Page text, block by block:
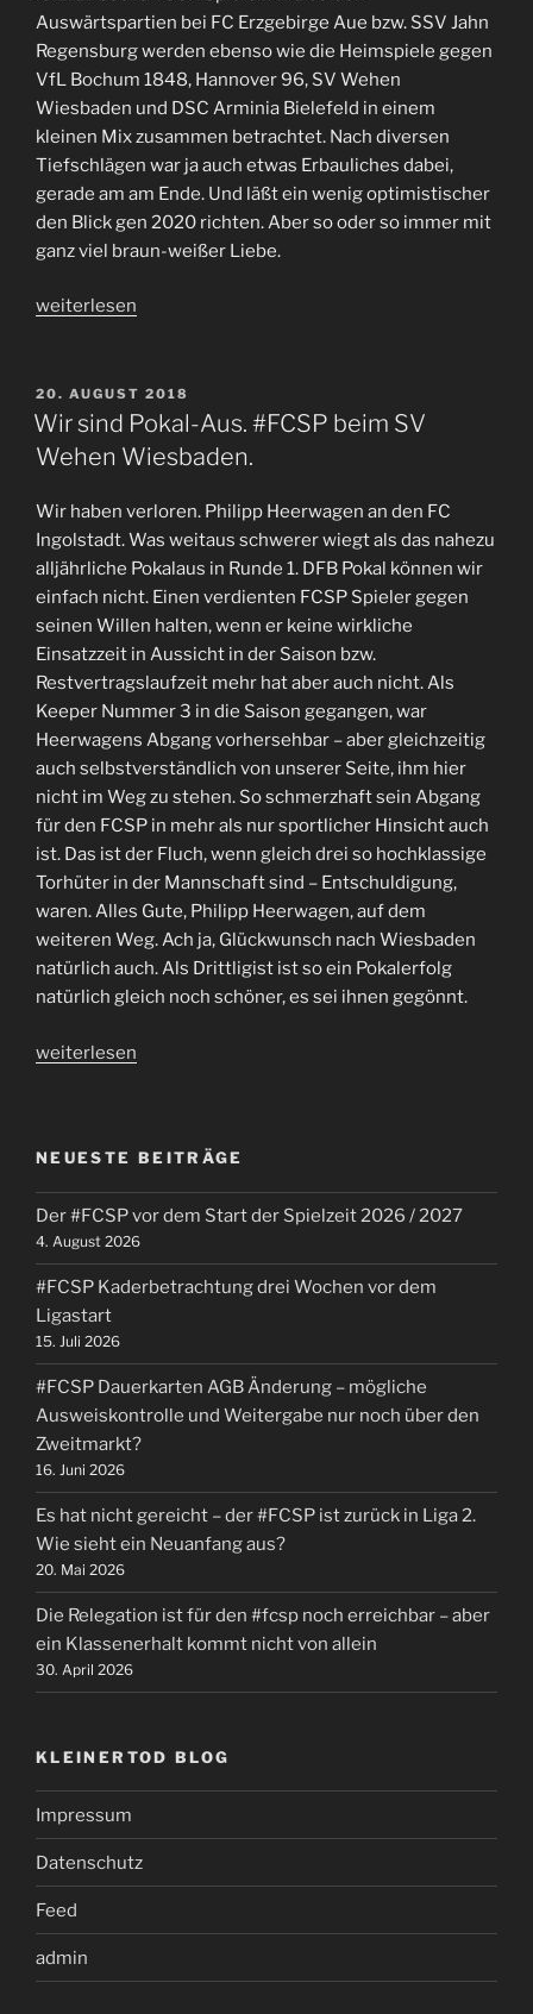
Hartel“
Auswärtspartien bei FC Erzgebirge Aue bzw. SSV Jahn
Regensburg werden ebenso wie die Heimspiele gegen
VfL Bochum 1848, Hannover 96, SV Wehen
Wiesbaden und DSC Arminia Bielefeld in einem
kleinen Mix zusammen betrachtet. Nach diversen
Tiefschlägen war ja auch etwas Erbauliches dabei,
gerade am am Ende. Und läßt ein wenig optimistischer
den Blick gen 2020 richten. Aber so oder so immer mit
ganz viel braun-weißer Liebe.
„Jahresendmedley
weiterlesen
VERÖFFENTLICHT
AM
20. AUGUST 2018
Wir sind Pokal-Aus. #FCSP beim SV
Wehen Wiesbaden.
Wir haben verloren. Philipp Heerwagen an den FC
Ingolstadt. Was weitaus schwerer wiegt als das nahezu
alljährliche Pokalaus in Runde 1. DFB Pokal können wir
einfach nicht. Einen verdienten FCSP Spieler gegen
seinen Willen halten, wenn er keine wirkliche
Einsatzzeit in Aussicht in der Saison bzw.
Restvertragslaufzeit mehr hat aber auch nicht. Als
Keeper Nummer 3 in die Saison gegangen, war
Heerwagens Abgang vorhersehbar – aber gleichzeitig
auch selbstverständlich von unserer Seite, ihm hier
nicht im Weg zu stehen. So schmerzhaft sein Abgang
für den FCSP in mehr als nur sportlicher Hinsicht auch
ist. Das ist der Fluch, wenn gleich drei so hochklassige
Torhüter in der Mannschaft sind – Entschuldigung,
waren. Alles Gute, Philipp Heerwagen, auf dem
weiteren Weg. Ach ja, Glückwunsch nach Wiesbaden
natürlich auch. Als Drittligist ist so ein Pokalerfolg
natürlich gleich noch schöner, es sei ihnen gegönnt.
„Wir
#FCSP
beim
SV
Wehen
Wiesbaden.“
weiterlesen
NEUESTE BEITRÄGE
Der #FCSP vor dem Start der Spielzeit 2026 / 2027
4. August 2026
#FCSP Kaderbetrachtung drei Wochen vor dem
Ligastart
15. Juli 2026
#FCSP Dauerkarten AGB Änderung – mögliche
Ausweiskontrolle und Weitergabe nur noch über den
Zweitmarkt?
16. Juni 2026
Es hat nicht gereicht – der #FCSP ist zurück in Liga 2.
Wie sieht ein Neuanfang aus?
20. Mai 2026
Die Relegation ist für den #fcsp noch erreichbar – aber
ein Klassenerhalt kommt nicht von allein
30. April 2026
KLEINERTOD BLOG
Impressum
Datenschutz
Feed
admin